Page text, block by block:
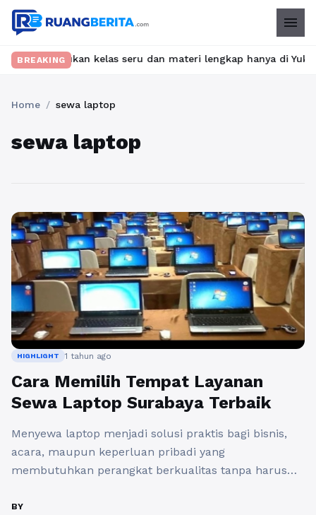
menu
BREAKING
Temukan kelas seru dan materi lengkap hanya di
Home / sewa laptop
sewa laptop
HIGHLIGHT 1 tahun ago
Cara Memilih Tempat Layanan
Sewa Laptop Surabaya Terbaik
Menyewa laptop menjadi solusi praktis bagi bisnis,
acara, maupun keperluan pribadi yang
membutuhkan perangkat berkualitas tanpa harus
layanan sewa laptop di Surabaya, memilih tempat
BY